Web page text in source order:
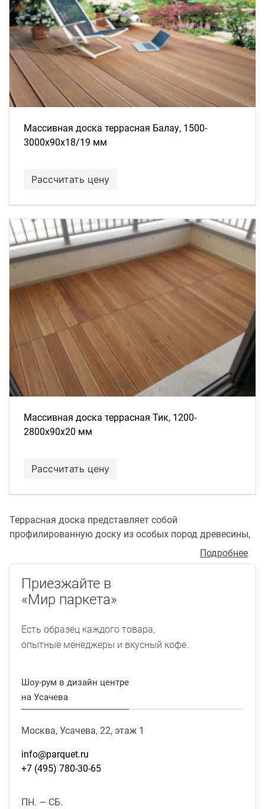
Массивная доска террасная Балау, 1500-
3000х90х18/19 мм
Рассчитать цену
Массивная доска террасная Тик, 1200-
2800х90х20 мм
Рассчитать цену
Террасная доска представляет собой
профилированную доску из особых пород древесины,
которую можно использовать под открытым небом.
Благодаря особым свойствам древесины террасная
доска круглый год устойчива к осадкам, перепадам
температур, включая сильные морозы, воздействиям
насекомых-вредителей. Для производства террасной
древесины, такие как кумару, ипе, гарапа,
массарандуба, падук и другие. Древесина,
высокой плотностью и твердостью и высоким
содержанием маслянистых веществ, что и
эксплуатационных характеристик террасную доску
Подробнее
Приезжайте в
«Мир паркета»
Есть образец каждого товара,
опытные менеджеры и вкусный кофе.
Шоу-рум в дизайн центре
на Усачева
Москва, Усачева, 22, этаж 1
info@parquet.ru
+7 (495) 780-30-65
ПН. — СБ.